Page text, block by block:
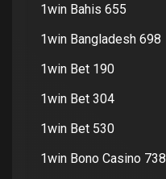
1win Bahis 655
1win Bangladesh 698
1win Bet 190
1win Bet 304
1win Bet 530
1win Bono Casino 738